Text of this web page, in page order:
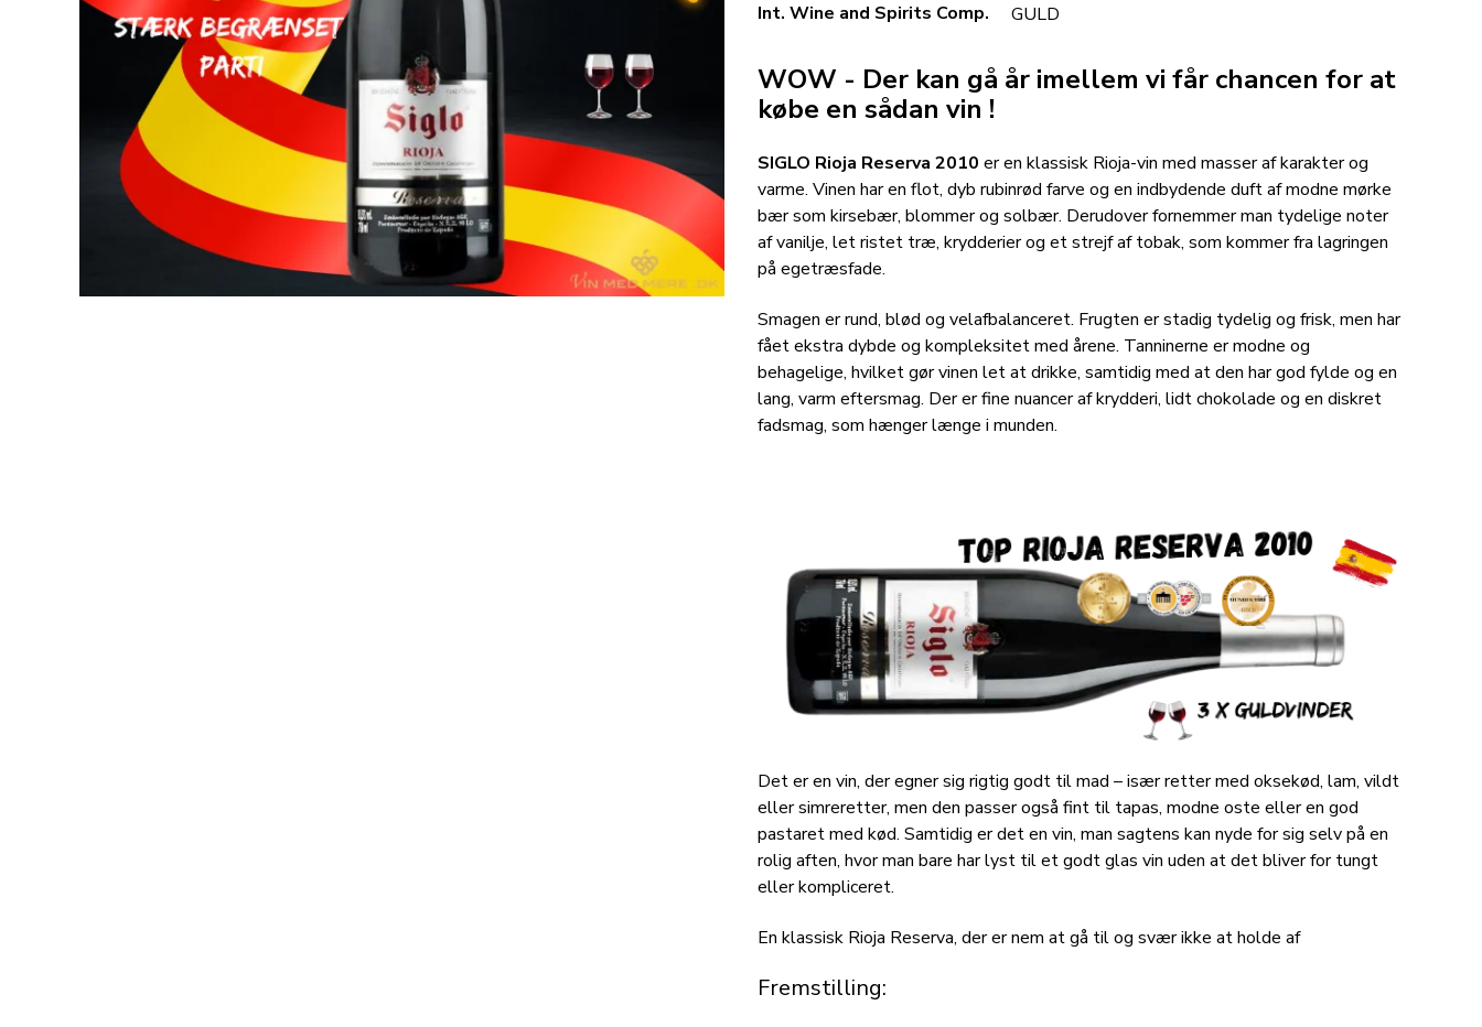
Int. Wine and Spirits Comp.
GULD
WOW - Der kan gå år imellem vi får chancen for at
købe en sådan vin !
SIGLO Rioja Reserva 2010 er en klassisk Rioja-vin med masser af karakter og
varme. Vinen har en flot, dyb rubinrød farve og en indbydende duft af modne mørke
bær som kirsebær, blommer og solbær. Derudover fornemmer man tydelige noter
af vanilje, let ristet træ, krydderier og et strejf af tobak, som kommer fra lagringen
på egetræsfade.
Smagen er rund, blød og velafbalanceret. Frugten er stadig tydelig og frisk, men har
fået ekstra dybde og kompleksitet med årene. Tanninerne er modne og
behagelige, hvilket gør vinen let at drikke, samtidig med at den har god fylde og en
lang, varm eftersmag. Der er fine nuancer af krydderi, lidt chokolade og en diskret
fadsmag, som hænger længe i munden.
Det er en vin, der egner sig rigtig godt til mad – især retter med oksekød, lam, vildt
eller simreretter, men den passer også fint til tapas, modne oste eller en god
pastaret med kød. Samtidig er det en vin, man sagtens kan nyde for sig selv på en
rolig aften, hvor man bare har lyst til et godt glas vin uden at det bliver for tungt
eller kompliceret.
En klassisk Rioja Reserva, der er nem at gå til og svær ikke at holde af
Fremstilling: